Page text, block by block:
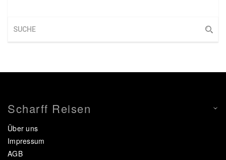
Scharff Reisen
Über uns
Impressum
AGB